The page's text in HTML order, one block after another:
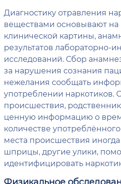
Диагностику отравления
веществами основывают
клинической картины,
результатов лабораторно-
исследований. Сбор
за нарушения сознания
нежелания сообщать
употреблении наркотиков.
происшествия,
ценную информацию о
количестве
места происшествия
шприцы, другие улики,
идентифицировать
Физикальное